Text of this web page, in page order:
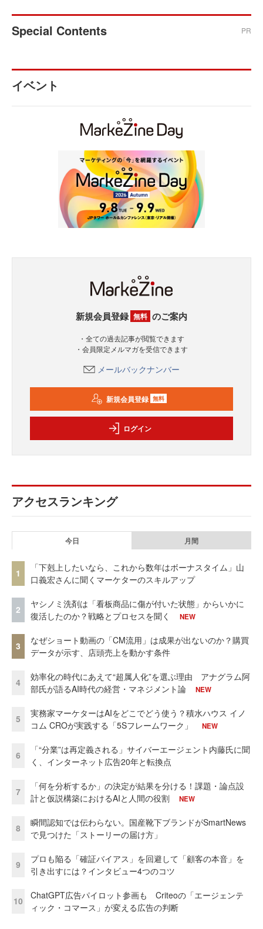
Special Contents PR
イベント
新規会員登録 無料 のご案内
・全ての過去記事が閲覧できます
・会員限定メルマガを受信できます
メールバックナンバー
新規会員登録 無料
ログイン
アクセスランキング
今日 月間
1
「下剋上したいなら、これから数年はボーナスタイム」山
口義宏さんに聞くマーケターのスキルアップ
2
ヤシノミ洗剤は「看板商品に傷が付いた状態」からいかに
復活したのか？戦略とプロセスを聞く
NEW
3
なぜショート動画の「CM流用」は成果が出ないのか？購買
データが示す、店頭売上を動かす条件
4
効率化の時代にあえて“超属人化”を選ぶ理由 アナグラム阿
部氏が語るAI時代の経営・マネジメント論
NEW
5
実務家マーケターはAIをどこでどう使う？積水ハウス イノ
コム CROが実践する「5Sフレームワーク」
NEW
6
「“分業”は再定義される」サイバーエージェント内藤氏に聞
く、インターネット広告20年と転換点
7
「何を分析するか」の決定が結果を分ける！課題・論点設
計と仮説構築におけるAIと人間の役割
NEW
8
瞬間認知では伝わらない。国産靴下ブランドがSmartNews
で見つけた「ストーリーの届け方」
9
プロも陥る「確証バイアス」を回避して「顧客の本音」を
引き出すには？インタビュー4つのコツ
10
ChatGPT広告パイロット参画も Criteoの「エージェンテ
ィック・コマース」が変える広告の判断